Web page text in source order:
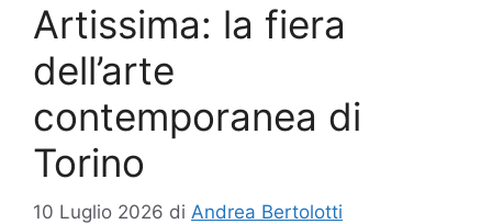
Artissima: la fiera
dell’arte
contemporanea di
Torino
10 Luglio 2026 di Andrea Bertolotti